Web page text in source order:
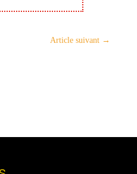
Article suivant →